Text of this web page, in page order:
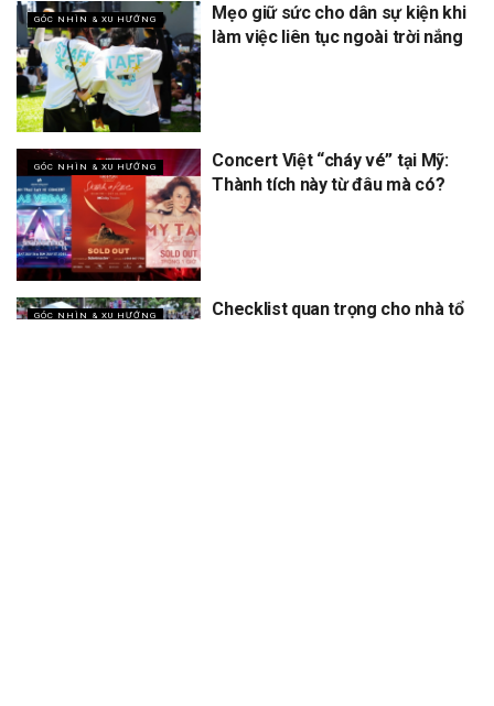
GÓC NHÌN & XU HƯỚNG
Mẹo giữ sức cho dân sự kiện khi
làm việc liên tục ngoài trời nắng
GÓC NHÌN & XU HƯỚNG
Concert Việt “cháy vé” tại Mỹ:
Thành tích này từ đâu mà có?
GÓC NHÌN & XU HƯỚNG
Checklist quan trọng cho nhà tổ